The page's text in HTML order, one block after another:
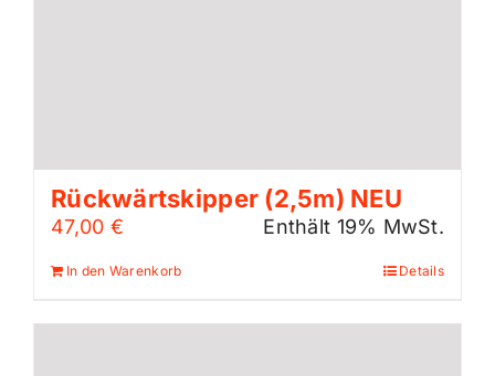
Rückwärtskipper (2,5m) NEU
47,00 € Enthält 19% MwSt.
In den Warenkorb Details